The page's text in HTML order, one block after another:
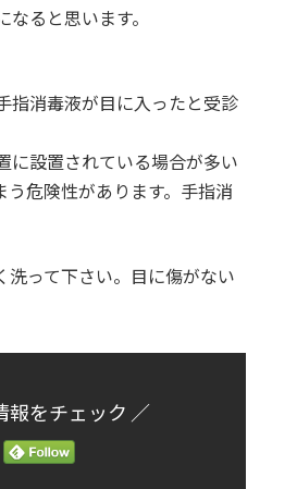
ると思います。
指消毒液が目に入ったと受診
に設置されている場合が多い
危険性があります。手指消
洗って下さい。目に傷がない
報をチェック ／